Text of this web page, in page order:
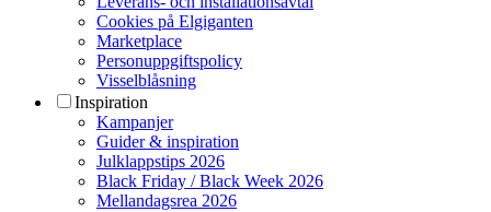
Cookies på Elgiganten
Marketplace
Personuppgiftspolicy
Visselblåsning
Inspiration
Kampanjer
Guider & inspiration
Julklappstips 2026
Black Friday / Black Week 2026
Mellandagsrea 2026